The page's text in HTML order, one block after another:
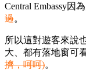
Central Embassy因
過。
所以這對遊客來說
大、都有落地窗可
擠，呵呵)。